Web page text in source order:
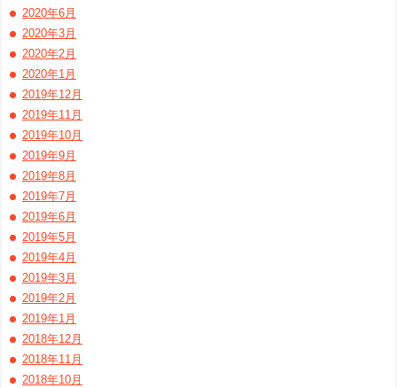
2020年6月
2020年3月
2020年2月
2020年1月
2019年12月
2019年11月
2019年10月
2019年9月
2019年8月
2019年7月
2019年6月
2019年5月
2019年4月
2019年3月
2019年2月
2019年1月
2018年12月
2018年11月
2018年10月